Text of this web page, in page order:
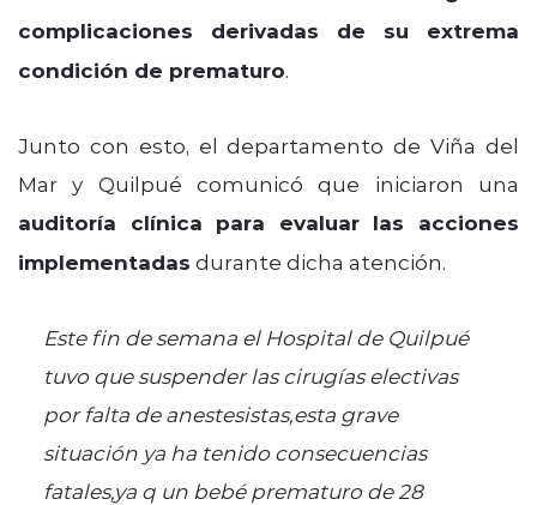
complicaciones derivadas de su extrema
condición de prematuro.
Junto con esto, el departamento de Viña del
Mar y Quilpué comunicó que iniciaron una
auditoría clínica para evaluar las acciones
implementadas durante dicha atención.
Este fin de semana el Hospital de Quilpué
tuvo que suspender las cirugías electivas
por falta de anestesistas,esta grave
situación ya ha tenido consecuencias
fatales,ya q un bebé prematuro de 28